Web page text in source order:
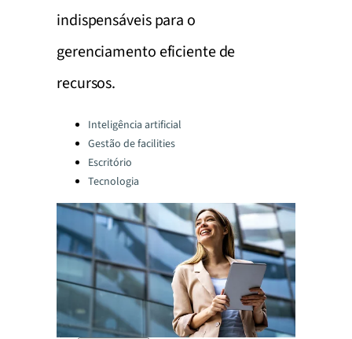
indispensáveis para o
gerenciamento eficiente de
recursos.
Categories:Inteligência artificial
Gestão de facilities
Escritório
Tecnologia